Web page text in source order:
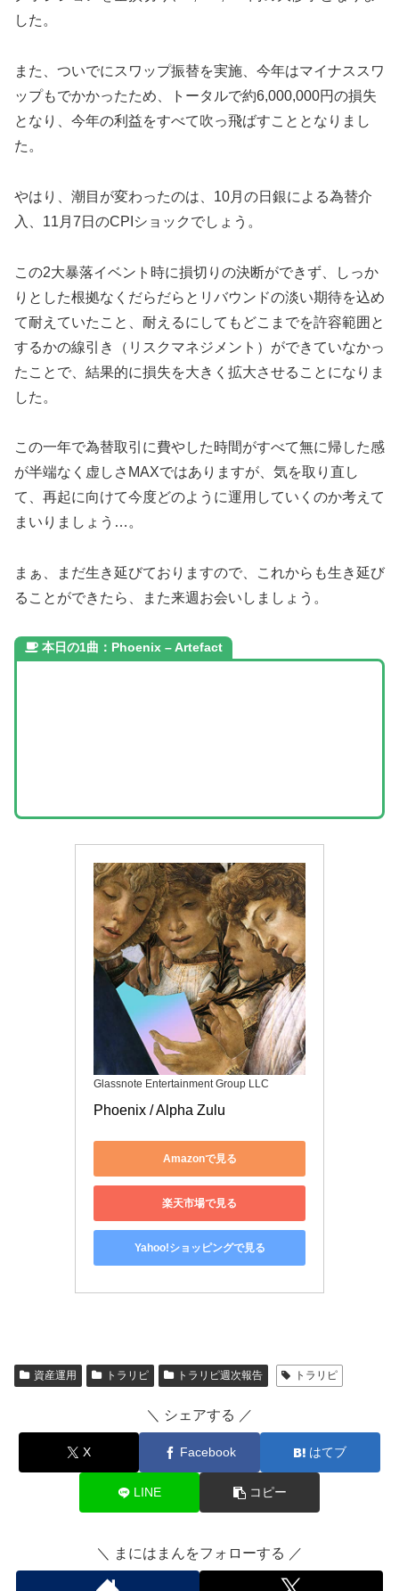
した。
また、ついでにスワップ振替を実施、今年はマイナススワ
ップもでかかったため、トータルで約6,000,000円の損失
となり、今年の利益をすべて吹っ飛ばすこととなりまし
た。
やはり、潮目が変わったのは、10月の日銀による為替介
入、11月7日のCPIショックでしょう。
この2大暴落イベント時に損切りの決断ができず、しっか
りとした根拠なくだらだらとリバウンドの淡い期待を込め
て耐えていたこと、耐えるにしてもどこまでを許容範囲と
するかの線引き（リスクマネジメント）ができていなかっ
たことで、結果的に損失を大きく拡大させることになりま
した。
この一年で為替取引に費やした時間がすべて無に帰した感
が半端なく虚しさMAXではありますが、気を取り直し
て、再起に向けて今度どのように運用していくのか考えて
まいりましょう…。
まぁ、まだ生き延びておりますので、これからも生き延び
ることができたら、また来週お会いしましょう。
本日の1曲：Phoenix – Artefact
Glassnote Entertainment Group LLC
Phoenix / Alpha Zulu
Amazonで見る
楽天市場で見る
Yahoo!ショッピングで見る
資産運用 トラリピ トラリピ週次報告 トラリピ
＼ シェアする ／
X Facebook はてブ
LINE コピー
＼ まにはまんをフォローする ／